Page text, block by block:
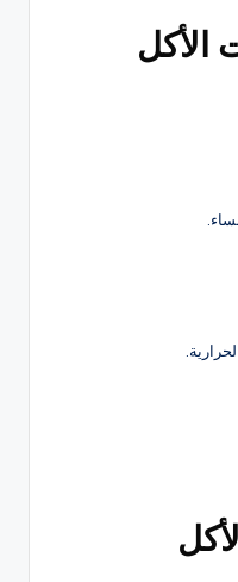
الأكل